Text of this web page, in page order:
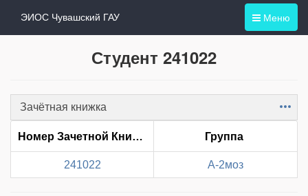
Меню
ЭИОС Чувашский ГАУ
Студент 241022
Зачётная книжка Item
Номер Зачетной Книжки Группа
241022 А-2моз